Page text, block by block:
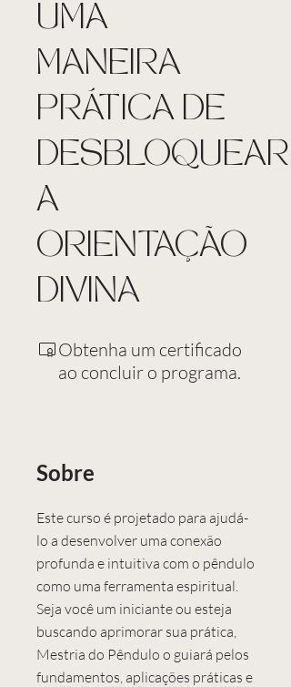
UMA
MANEIRA
PRÁTICA DE
DESBLOQUEAR
A
ORIENTAÇÃO
DIVINA
Obtenha um certificado
ao concluir o programa.
Sobre
Este curso é projetado para ajudá-
lo a desenvolver uma conexão
profunda e intuitiva com o pêndulo
como uma ferramenta espiritual.
Seja você um iniciante ou esteja
buscando aprimorar sua prática,
Mestria do Pêndulo o guiará pelos
fundamentos, aplicações práticas e